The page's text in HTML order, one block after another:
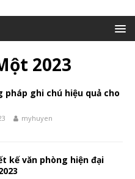
2023
ghi chú hiệu quả cho
myhuyen
kế văn phòng hiện đại